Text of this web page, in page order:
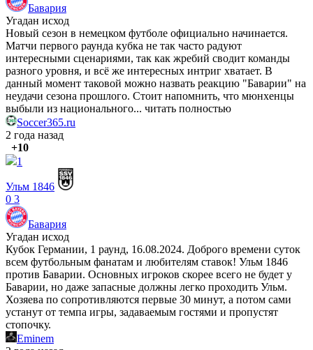
Бавария
Угадан исход
Новый сезон в немецком футболе официально начинается.
Матчи первого раунда кубка не так часто радуют
интересными сценариями, так как жребий сводит команды
разного уровня, и всё же интересных интриг хватает. В
данный момент таковой можно назвать реакцию "Баварии" на
неудачи сезона прошлого. Стоит напомнить, что мюнхенцы
выбыли из национального... читать полностью
Soccer365.ru
2 года назад
+10
1
Ульм 1846
0 3
Бавария
Угадан исход
Кубок Германии, 1 раунд, 16.08.2024. Доброго времени суток
всем футбольным фанатам и любителям ставок! Ульм 1846
против Баварии. Основных игроков скорее всего не будет у
Баварии, но даже запасные должны легко проходить Ульм.
Хозяева по сопротивляются первые 30 минут, а потом сами
устанут от темпа игры, задаваемым гостями и пропустят
стопочку.
Eminem